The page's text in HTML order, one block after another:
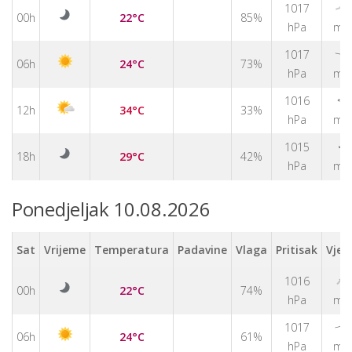
00h 22°C 85%
1017
hPa
↑
m/s
06h 24°C 73%
1017
hPa
↑
m/s
12h 34°C 33%
1016
hPa
↑
m/s
18h 29°C 42%
1015
hPa
↑
m/s
Ponedjeljak 10.08.2026
Sat Vrijeme Temperatura Padavine Vlaga Pritisak
00h 22°C 74%
1016
hPa
↑
m/s
06h 24°C 61%
1017
hPa
↑
m/s